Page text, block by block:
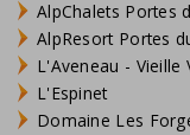
AlpChalets Portes
AlpResort Portes
L'Aveneau - Vieille
L'Espinet
Domaine Les